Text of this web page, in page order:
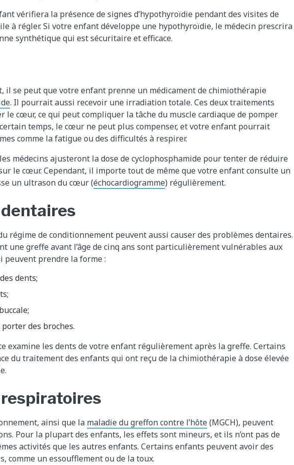
vérifiera la présence de signes d’hypothyroïdie pendant des visites de
à régler. Si votre enfant développe une hypothyroïdie, le médecin prescrira
synthétique qui est sécuritaire et efficace.
il se peut que votre enfant prenne un médicament de chimiothérapie
. Il pourrait aussi recevoir une irradiation totale. Ces deux traitements
le cœur, ce qui peut compliquer la tâche du muscle cardiaque de pomper
temps, le cœur ne peut plus compenser, et votre enfant pourrait
comme la fatigue ou des difficultés à respirer.
médecins ajusteront la dose de cyclophosphamide pour tenter de réduire
le cœur. Cependant, il importe tout de même que votre enfant consulte un
un ultrason du cœur (échocardiogramme) régulièrement.
régime de conditionnement peuvent aussi causer des problèmes dentaires.
une greffe avant l’âge de cinq ans sont particulièrement vulnérables aux
peuvent prendre la forme :
dents;
porter des broches.
examine les dents de votre enfant régulièrement après la greffe. Certains
du traitement des enfants qui ont reçu de la chimiothérapie à dose élevée
ainsi que la maladie du greffon contre l’hôte(MGCH), peuvent
Pour la plupart des enfants, les effets sont mineurs, et ils n’ont pas de
activités que les autres enfants. Certains enfants peuvent avoir des
comme un essoufflement ou de la toux.